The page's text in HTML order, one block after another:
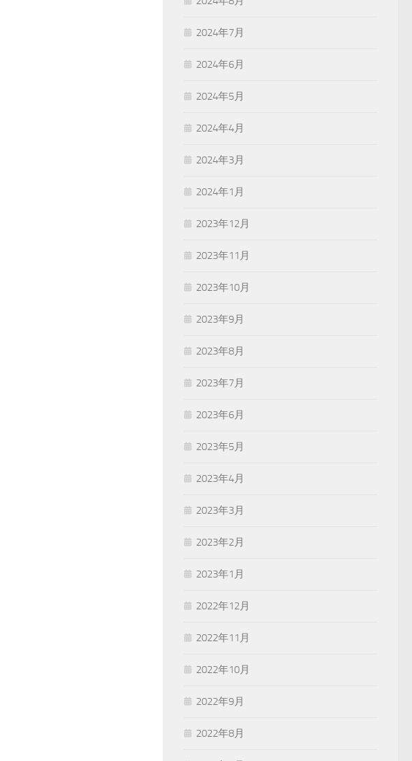
2024年7月
2024年6月
2024年5月
2024年4月
2024年3月
2024年1月
2023年12月
2023年11月
2023年10月
2023年9月
2023年8月
2023年7月
2023年6月
2023年5月
2023年4月
2023年3月
2023年2月
2023年1月
2022年12月
2022年11月
2022年10月
2022年9月
2022年8月